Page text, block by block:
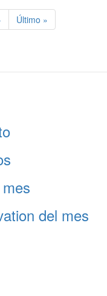
Última
página
Último »
del mes